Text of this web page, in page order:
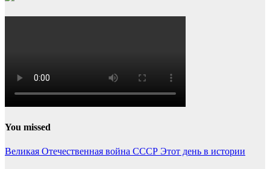
You missed
Великая Отечественная война СССР Этот день в истории